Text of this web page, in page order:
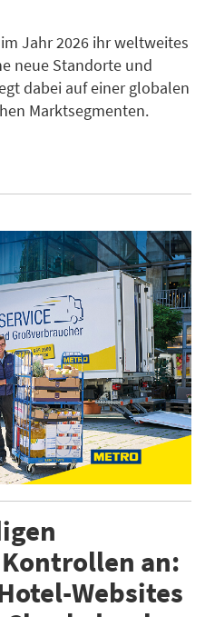
Jahr 2026 ihr weltweites
neue Standorte und
dabei auf einer globalen
Marktsegmenten.
an:
Websites